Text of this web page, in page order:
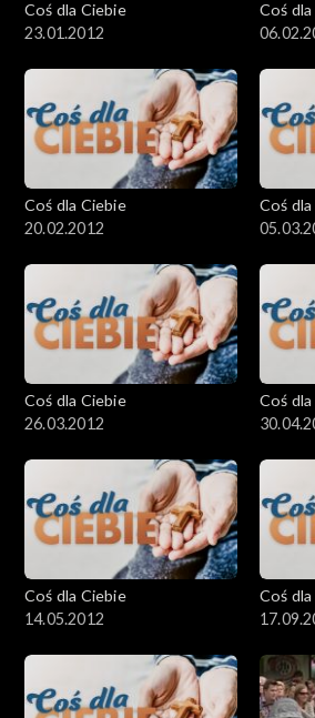
Coś dla Ciebie
23.01.2012
Coś
Coś dla Ciebie
20.02.2012
Coś
Coś dla Ciebie
26.03.2012
Coś
Coś dla Ciebie
14.05.2012
Coś